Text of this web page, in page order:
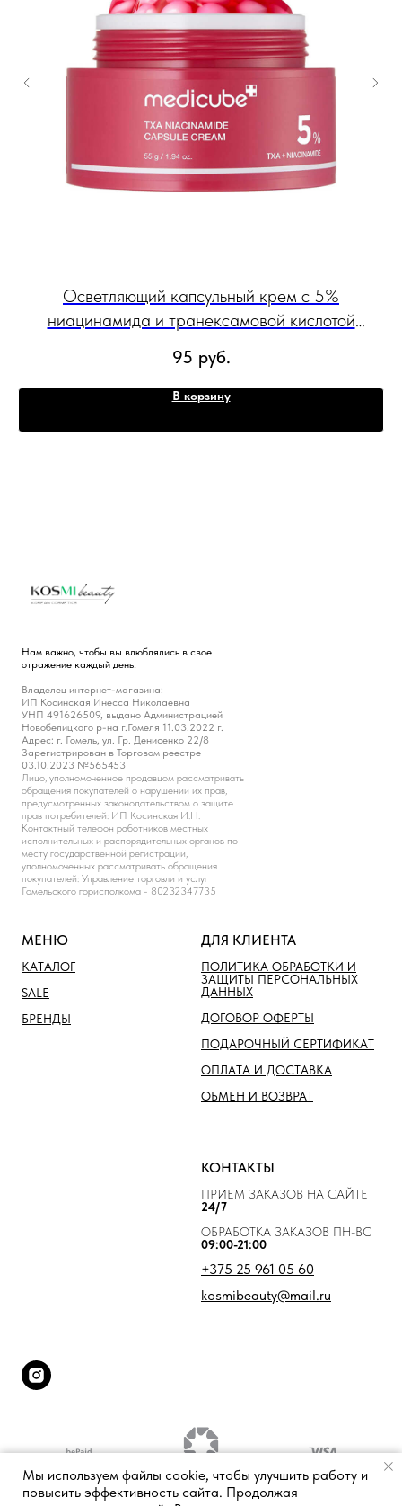
Осветляющий капсульный крем с 5%
ниацинамида и транексамовой кислотой
medicube TXA Niacinamide Capsule Cream 55
мл
95 руб.
В корзину
Нам важно, чтобы вы влюблялись в свое
отражение каждый день!
Владелец интернет-магазина:
ИП Косинская Инесса Николаевна
УНП 491626509, выдано Администрацией
Новобелицкого р-на г.Гомеля 11.03.2022 г.
Адрес: г. Гомель, ул. Гр. Денисенко 22/8
Зарегистрирован в Торговом реестре
03.10.2023 №565453
Лицо, уполномоченное продавцом рассматривать
обращения покупателей о нарушении их прав,
предусмотренных законодательством о защите
прав потребителей: ИП Косинская И.Н.
Контактный телефон работников местных
исполнительных и распорядительных органов по
месту государственной регистрации,
уполномоченных рассматривать обращения
покупателей: Управление торговли и услуг
Гомельского горисполкома - 80232347735
МЕНЮ
КАТАЛОГ
SALE
БРЕНДЫ
ДЛЯ КЛИЕНТА
ПОЛИТИКА ОБРАБОТКИ И
ЗАЩИТЫ ПЕРСОНАЛЬНЫХ
ДАННЫХ
ДОГОВОР ОФЕРТЫ
ПОДАРОЧНЫЙ СЕРТИФИКАТ
ОПЛАТА И ДОСТАВКА
ОБМЕН И ВОЗВРАТ
КОНТАКТЫ
ПРИЕМ ЗАКАЗОВ НА САЙТЕ
24/7
ОБРАБОТКА ЗАКАЗОВ ПН-ВС
09:00-21:00
+375 25 961 05 60
kosmibeauty@mail.ru
Мы используем файлы cookie, чтобы улучшить работу и
повысить эффективность сайта. Продолжая